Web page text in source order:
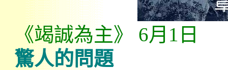
《竭誠為主》 6月 1 日
驚人的問題